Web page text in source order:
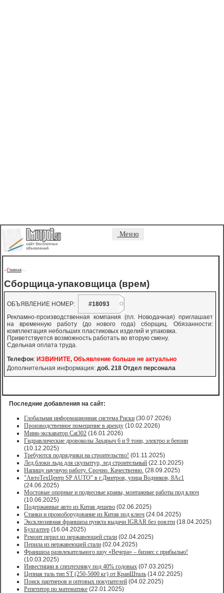
Меню
->Главная - -
Сборщица-упаковщица (врем)
ОБЪЯВЛЕНИЕ НОМЕР:
#18093
Рекламно-производственная компания (пл. Новодачная) приглашает
на временную работу (до нового года) сборщиц. Обязанности:
комплектация небольших пластиковых изделий и упаковка.
Приветствуется возможность работать во вторую смену.
Сдельная оплата труда.
Телефон: ИЗВИНИТЕ, Объявление больше не актуально
Дополнительная информация: доб. 218 Отдел персонала
Последние добавления на сайт:
Глобальная информационная система Риски (30.07.2026)
Производственное помещение в аренду (10.02.2026)
Мини-экскаватор Cat302 (16.01.2026)
Гидравлические дровоколы Захарыч 6 и 9 тонн, электро и бензин
(10.12.2025)
Требуются подрядчики на строительство! (01.11.2025)
Лед,блоки льда для скульптур, лед строительный (22.10.2025)
Напишу научную работу. Срочно. Качественно. (28.09.2025)
"АвтоТехЦентр SP AUTO" в г.Дмитров, улица Водников, 8Ас1
(24.06.2025)
Мостовые опорные и подвесные краны, монтажные работы под ключ
(10.06.2025)
Подержанные авто из Китая дешево (02.06.2025)
Станки и промоборудование из Китая под ключ (24.04.2025)
Эксклюзивная франшиза пункта выдачи IGRAR без роялти (18.04.2025)
Бухгалтер (16.04.2025)
Ремонт перил из нержавеющей стали (02.04.2025)
Перила из нержавеющей стали (02.04.2025)
Франшиза развлекательного шоу «Вечера» – бизнес с прибылью!
(10.03.2025)
Инвестиции в спецтехнику под 40% годовых (07.03.2025)
Цепная таль тип ST (250-5000 кг) от КранШталь (14.02.2025)
Поиск партнеров и оптовых покупателей (04.02.2025)
Репетитор по математике (22.01.2025)